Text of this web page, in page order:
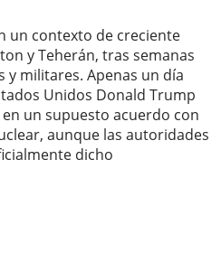
un contexto de creciente
y Teherán, tras semanas
y militares. Apenas un día
Unidos Donald Trump
un supuesto acuerdo con
aunque las autoridades
dicho